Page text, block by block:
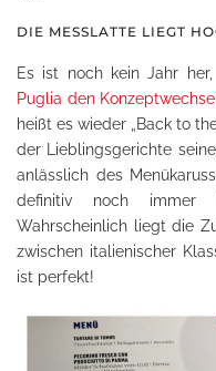
DIE MESSLATTE LIEGT
Es ist noch kein Jahr
Puglia den
heißt es wieder „Back to
der Lieblingsgerichte
anlässlich des
definitiv noch immer
Wahrscheinlich liegt die
zwischen italienischer
ist perfekt!